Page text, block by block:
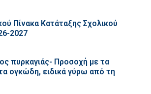
Πίνακα Κατάταξης Σχολικού
2027
πυρκαγιάς- Προσοχή με τα
ογκώδη, ειδικά γύρω από τη